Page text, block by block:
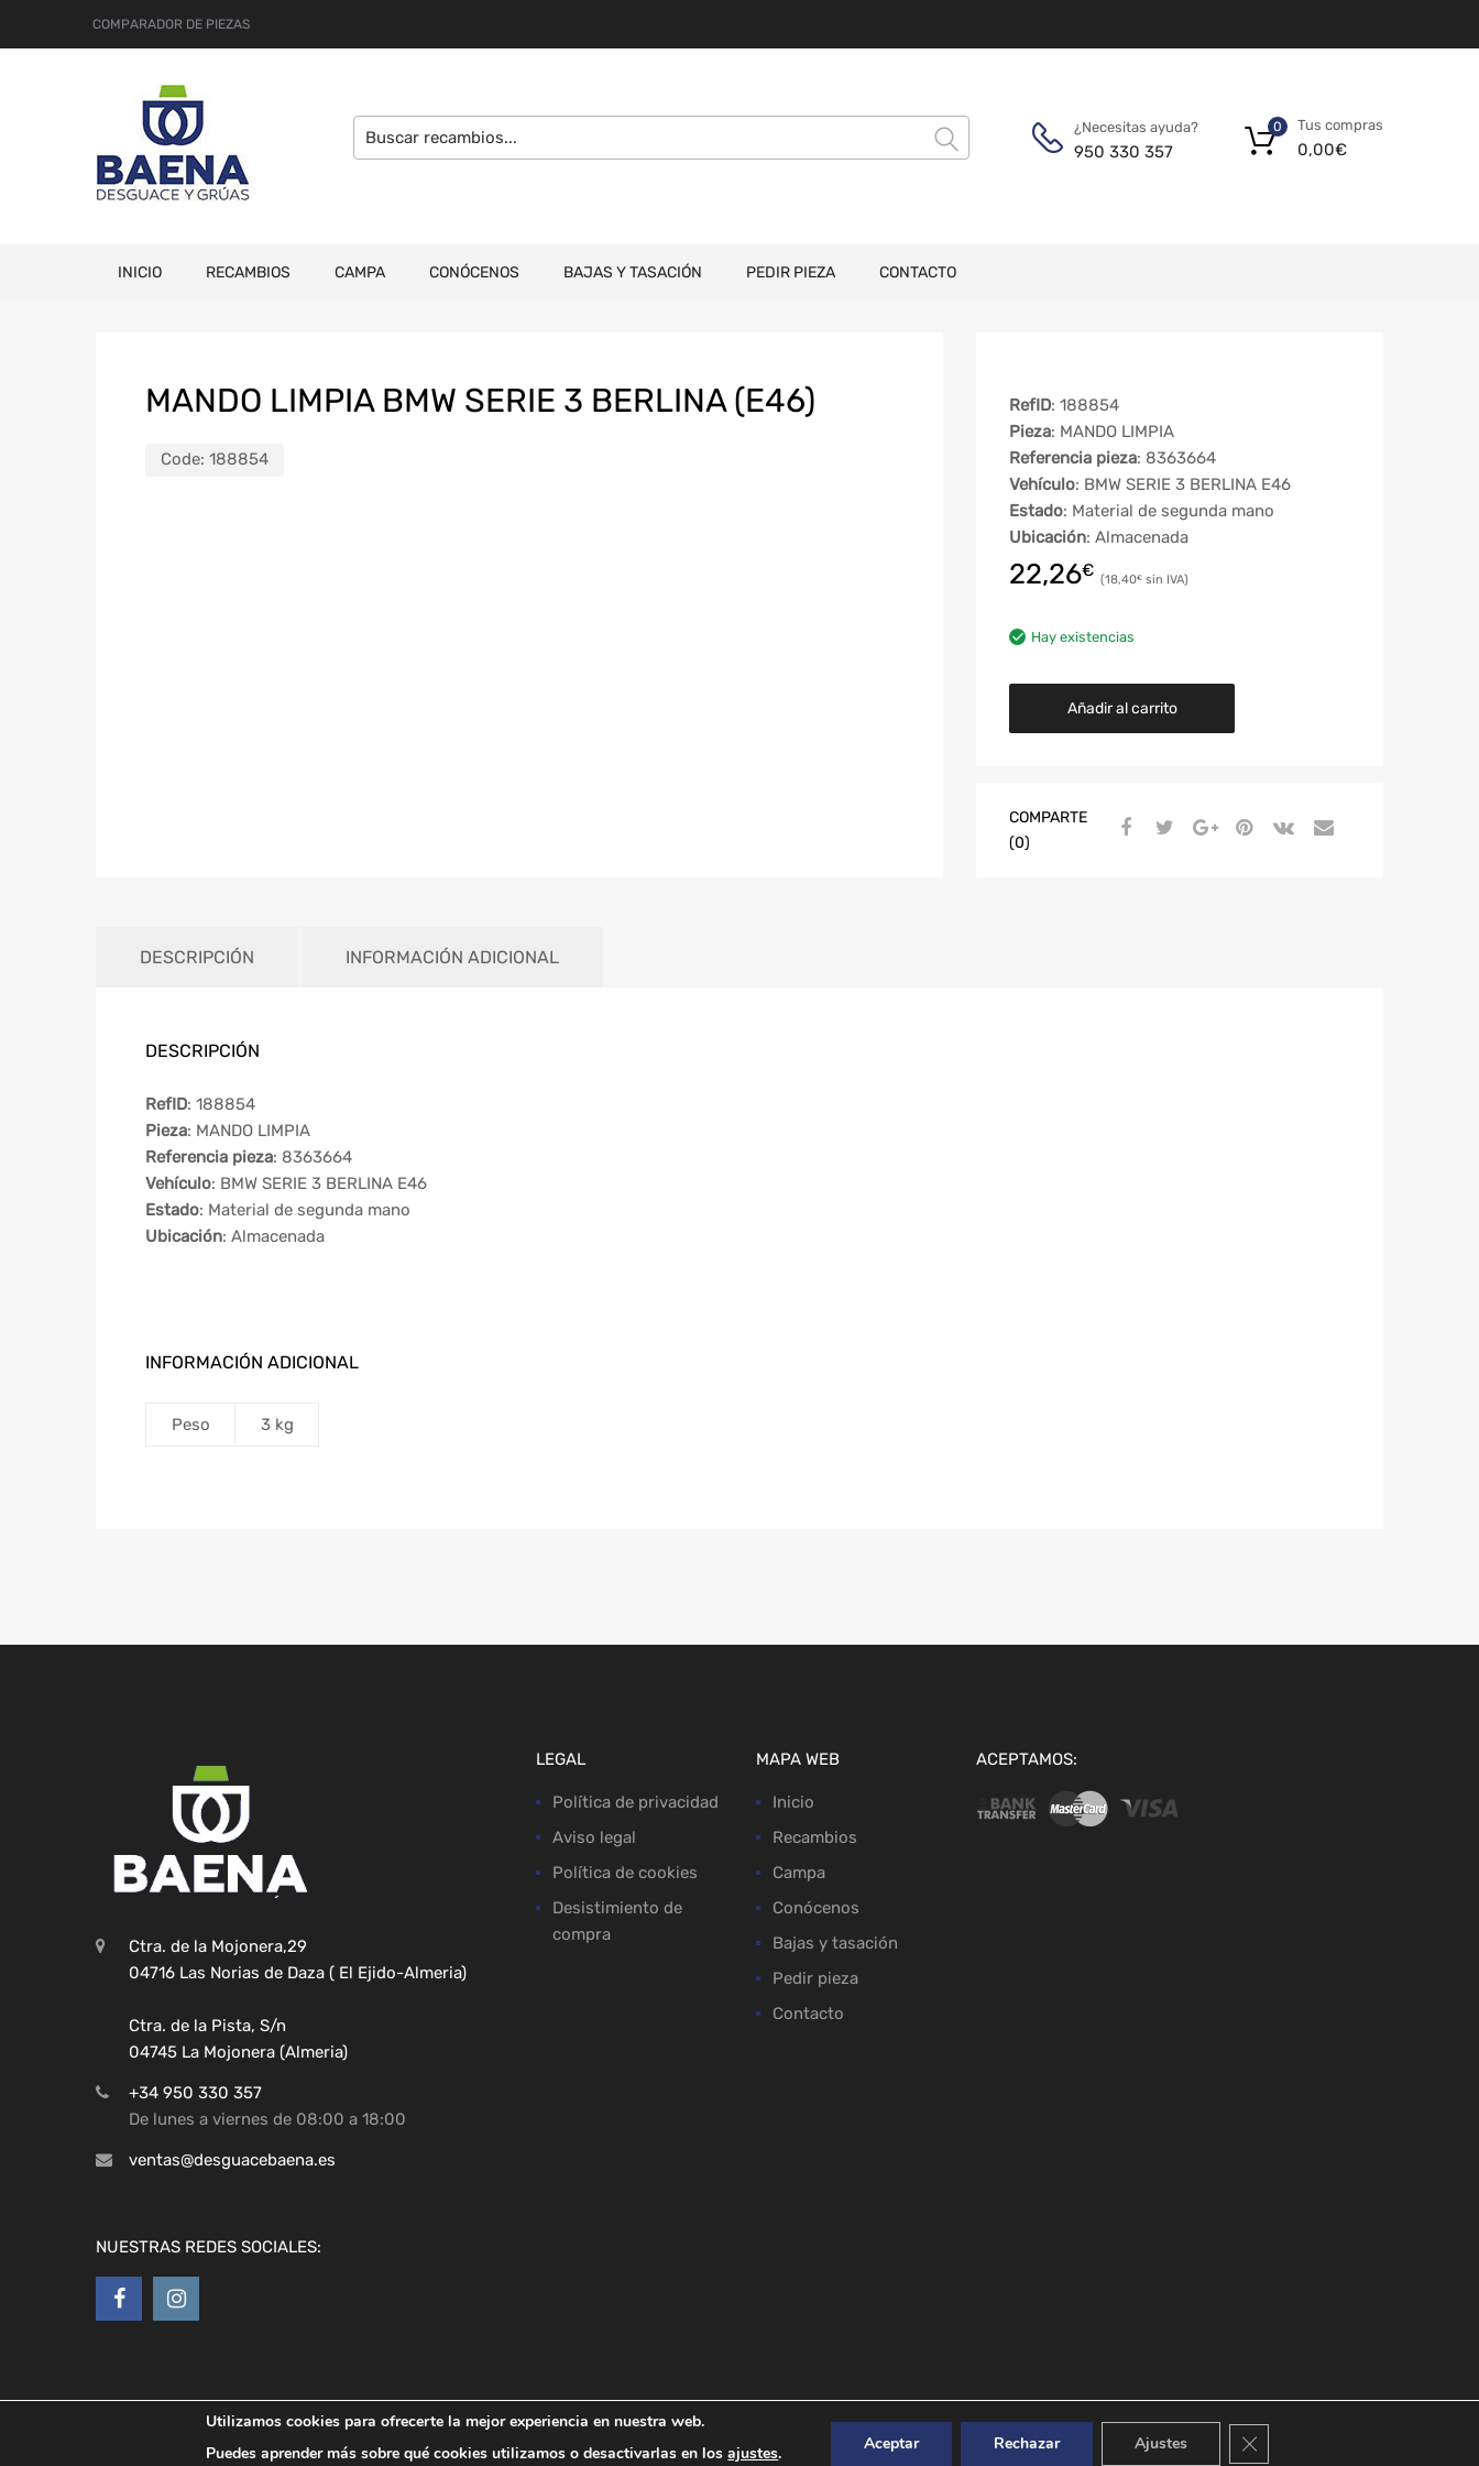
COMPARADOR DE PIEZAS
¿Necesitas ayuda?
950 330 357
Tus compras
0,00€
0
INICIO RECAMBIOS CAMPA CONÓCENOS BAJAS Y TASACIÓN PEDIR PIEZA CONTACTO
MANDO LIMPIA BMW SERIE 3 BERLINA (E46)
Code: 188854
RefID: 188854
Pieza: MANDO LIMPIA
Referencia pieza: 8363664
Vehículo: BMW SERIE 3 BERLINA E46
Estado: Material de segunda mano
Ubicación: Almacenada
22,26€ 18,40€
Hay existencias
Añadir al carrito
COMPARTE
(0)
DESCRIPCIÓN INFORMACIÓN ADICIONAL
DESCRIPCIÓN
RefID: 188854
Pieza: MANDO LIMPIA
Referencia pieza: 8363664
Vehículo: BMW SERIE 3 BERLINA E46
Estado: Material de segunda mano
Ubicación: Almacenada
INFORMACIÓN ADICIONAL
Peso 3 kg
Ctra. de la Mojonera,29
04716 Las Norias de Daza ( El Ejido-Almeria)
Ctra. de la Pista, S/n
04745 La Mojonera (Almeria)
+34 950 330 357
De lunes a viernes de 08:00 a 18:00
ventas@desguacebaena.es
NUESTRAS REDES SOCIALES:
LEGAL
Política de privacidad
Aviso legal
Política de cookies
Desistimiento de
compra
MAPA WEB
Inicio
Recambios
Campa
Conócenos
Bajas y tasación
Pedir pieza
Contacto
ACEPTAMOS:
Desguaces Baena
Utilizamos cookies para ofrecerte la mejor experiencia en nuestra web.
Puedes aprender más sobre qué cookies utilizamos o desactivarlas en losajustes. Aceptar Rechazar Ajustes Cerrar el banner de cookies RGPD